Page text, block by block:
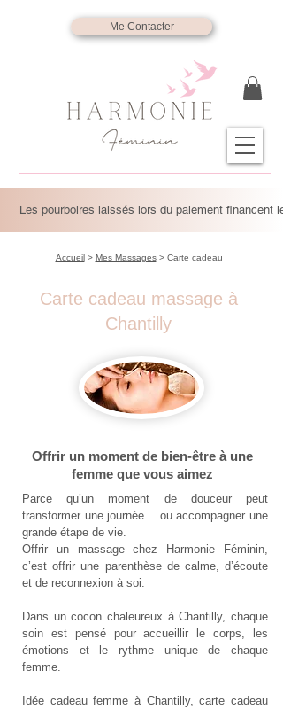
Me Contacter
Les pourboires laissés lors du paiement financent
Accueil > Mes Massages> Carte cadeau
Carte cadeau massage à
Chantilly
Offrir un moment de bien-être à une
femme que vous aimez
Parce qu’un moment de douceur peut
transformer une journée… ou accompagner une
grande étape de vie.
Offrir un massage chez Harmonie Féminin,
c’est offrir une parenthèse de calme, d’écoute
et de reconnexion à soi.
Dans un cocon chaleureux à Chantilly, chaque
soin est pensé pour accueillir le corps, les
émotions et le rythme unique de chaque
femme.
Idée cadeau femme à Chantilly, carte cadeau